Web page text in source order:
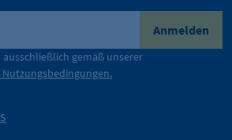
stellvertretend für die Vielfalt
wird deutlich, was der Claim
Anmelden
gemäß unserer